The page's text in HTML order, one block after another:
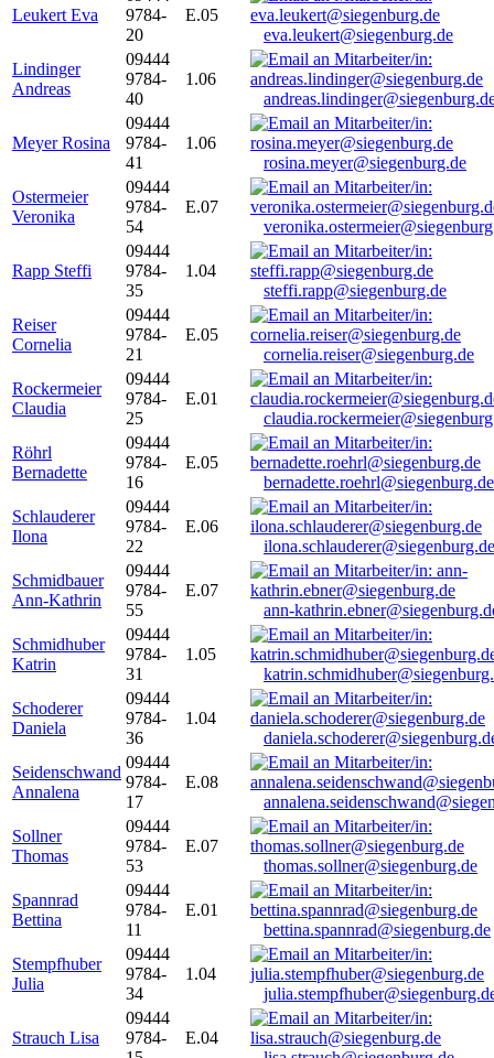
Leukert Eva
9784-
20
E.05
eva.leukert@siegenburg.de
Lindinger
Andreas
09444
9784-
40
1.06
Meyer Rosina
09444
9784-
41
1.06
rosina.meyer@siegenburg.de
Ostermeier
Veronika
09444
9784-
54
E.07
Rapp Steffi
09444
9784-
35
1.04
steffi.rapp@siegenburg.de
Reiser
Cornelia
09444
9784-
21
E.05
cornelia.reiser@siegenburg.de
Rockermeier
Claudia
09444
9784-
25
E.01
Röhrl
Bernadette
09444
9784-
16
E.05
bernadette.roehrl@siegenburg.de
Schlauderer
Ilona
09444
9784-
22
E.06
ilona.schlauderer@siegenburg.de
Schmidbauer
Ann-Kathrin
09444
9784-
55
E.07
ann-
Schmidhuber
Katrin
09444
9784-
31
1.05
Schoderer
Daniela
09444
9784-
36
1.04
Seidenschwand
Annalena
09444
9784-
17
E.08
Sollner
Thomas
09444
9784-
53
E.07
thomas.sollner@siegenburg.de
Spannrad
Bettina
09444
9784-
11
E.01
bettina.spannrad@siegenburg.de
Stempfhuber
Julia
09444
9784-
34
1.04
Strauch Lisa
09444
9784-
E.04